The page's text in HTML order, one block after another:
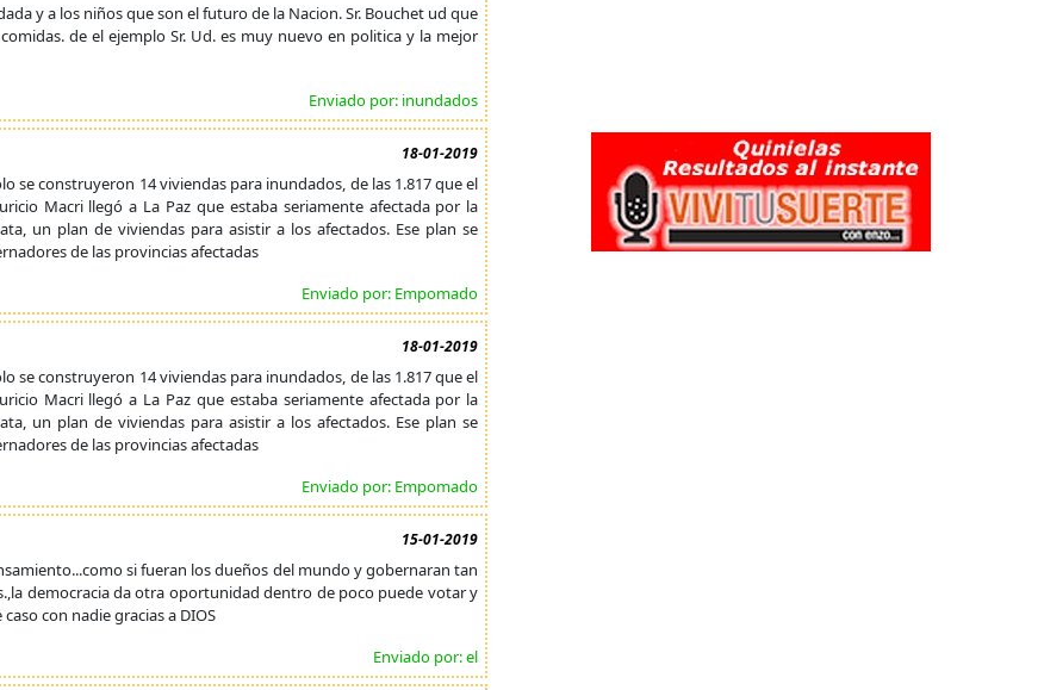
y a los niños que son el futuro de la Nacion. Sr. Bouchet ud que
de el ejemplo Sr. Ud. es muy nuevo en politica y la mejor
Enviado por: inundados
18-01-2019
se construyeron 14 viviendas para inundados, de las 1.817 que el
Macri llegó a La Paz que estaba seriamente afectada por la
un plan de viviendas para asistir a los afectados. Ese plan se
de las provincias afectadas
Enviado por: Empomado
18-01-2019
se construyeron 14 viviendas para inundados, de las 1.817 que el
Macri llegó a La Paz que estaba seriamente afectada por la
un plan de viviendas para asistir a los afectados. Ese plan se
de las provincias afectadas
Enviado por: Empomado
15-01-2019
si fueran los dueños del mundo y gobernaran tan
democracia da otra oportunidad dentro de poco puede votar y
con nadie gracias a DIOS
Enviado por: el